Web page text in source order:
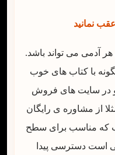
نمانید
آدمی می تواند باشد.
با کتاب های خوب
در سایت های فروش
از مشاوره ی رایگان
که مناسب برای سطح
است دسترسی پیدا